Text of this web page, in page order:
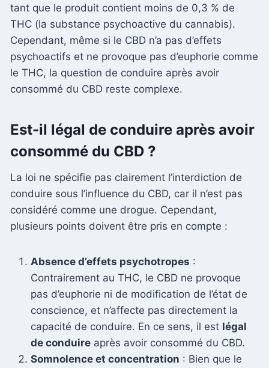
tant que le produit contient moins de 0,3 % de
THC (la substance psychoactive du cannabis).
Cependant, même si le CBD n’a pas d’effets
psychoactifs et ne provoque pas d’euphorie comme
le THC, la question de conduire après avoir
consommé du CBD reste complexe.
Est-il légal de conduire après avoir
consommé du CBD ?
La loi ne spécifie pas clairement l’interdiction de
conduire sous l’influence du CBD, car il n’est pas
considéré comme une drogue. Cependant,
plusieurs points doivent être pris en compte :
Absence d’effets psychotropes :
Contrairement au THC, le CBD ne provoque
pas d’euphorie ni de modification de l’état de
conscience, et n’affecte pas directement la
capacité de conduire. En ce sens, il est légal
de conduire après avoir consommé du CBD.
Somnolence et concentration : Bien que le